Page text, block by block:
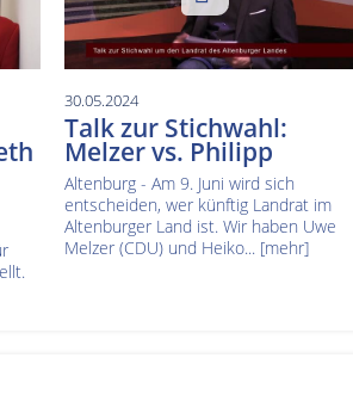
30.05.2024
Talk zur Stichwahl:
Melzer vs. Philipp
Altenburg - Am 9. Juni wird sich
entscheiden, wer künftig Landrat im
Altenburger Land ist. Wir haben Uwe
Melzer (CDU) und Heiko... [mehr]